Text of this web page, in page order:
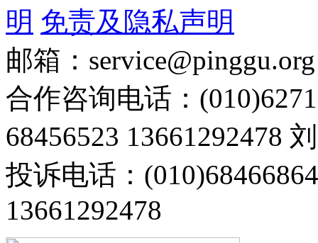
明 免责及隐私声明
邮箱：service@pinggu.org
合作咨询电话：
68456523 13661292478
投诉电话：
13661292478